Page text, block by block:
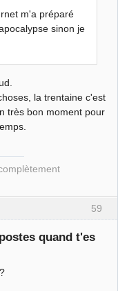
m'a préparé
sinon je
la trentaine c'est
très bon moment pour
59
quand t'es